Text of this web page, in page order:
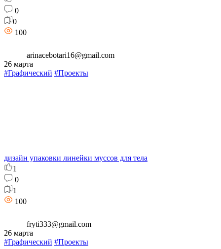
0
0
100
arinacebotari16@gmail.com
26 марта
#Графический #Проекты
дизайн упаковки линейки муссов для тела
1
0
1
100
fryti333@gmail.com
26 марта
#Графический #Проекты